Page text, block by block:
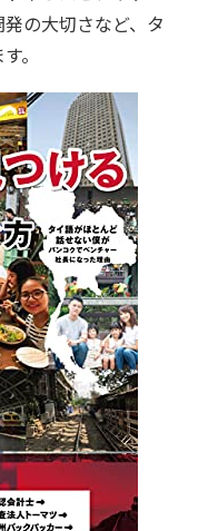
の大切さなど、タ
。